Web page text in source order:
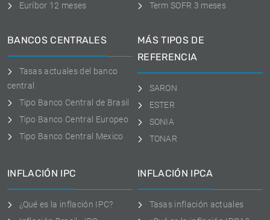
Euríbor 12 meses
Term SOFR 3 meses
BANCOS CENTRALES
Tasas actuales del banco
central
Tipo Banco Central de Brasil
Tipo Banco Central Europeo
Tipo Banco Central Mexico
MÁS TIPOS DE
REFERENCIA
SARON
ESTER
SONIA
TONAR
INFLACIÓN IPC
¿Qué es la inflación IPC?
INFLACIÓN IPCA
Tasas inflación actuales